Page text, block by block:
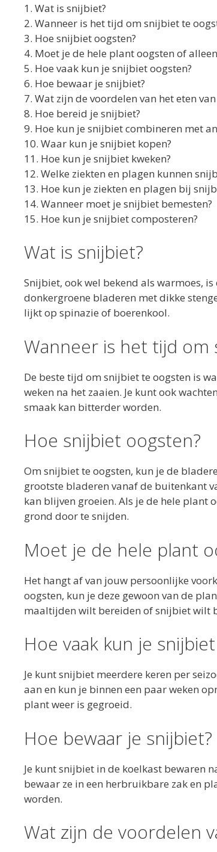
1. Wat is snijbiet?
2. Wanneer is het tijd om snijbiet te
3. Hoe snijbiet oogsten?
4. Moet je de hele plant oogsten of
5. Hoe vaak kun je snijbiet oogsten?
6. Hoe bewaar je snijbiet?
7. Wat zijn de voordelen van het eten
8. Hoe bereid je snijbiet?
9. Hoe kun je snijbiet combineren met
10. Waar kun je snijbiet kopen?
11. Hoe kun je snijbiet kweken?
12. Welke ziekten en plagen kunnen
13. Hoe kun je ziekten en plagen bij
14. Wanneer moet je snijbiet bemesten?
15. Hoe kun je snijbiet composteren?
Wat is snijbiet?
Snijbiet, ook wel bekend als warmoes,
donkergroene bladeren met dikke
lijkt op spinazie of boerenkool.
Wanneer is het tijd om
De beste tijd om snijbiet te oogsten is
weken na het zaaien. Je kunt ook
smaak kan bitterder worden.
Hoe snijbiet oogsten?
Om snijbiet te oogsten, kun je de
grootste bladeren vanaf de buitenkant
kan blijven groeien. Als je de hele plant
grond door te snijden.
Moet je de hele plant
Het hangt af van jouw persoonlijke
oogsten, kun je deze gewoon van de
maaltijden wilt bereiden of snijbiet wilt
Hoe vaak kun je
Je kunt snijbiet meerdere keren per
aan en kun je binnen een paar weken
plant weer is gegroeid.
Hoe bewaar je snijbiet?
Je kunt snijbiet in de koelkast bewaren
bewaar ze in een herbruikbare zak en
worden.
Wat zijn de voordelen